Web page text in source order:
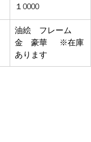
１0000
油絵　フレーム
金　豪華  　※在庫
あります